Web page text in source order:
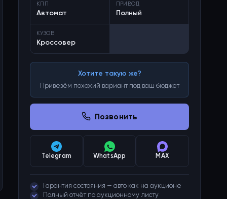
КПП
Автомат
ПРИВОД
Полный
КУЗОВ
Кроссовер
Хотите такую же?
Привезём похожий вариант под ваш бюджет
Позвонить
Telegram WhatsApp MAX
Гарантия состояния — авто как на аукционе
Полный отчёт по аукционному листу